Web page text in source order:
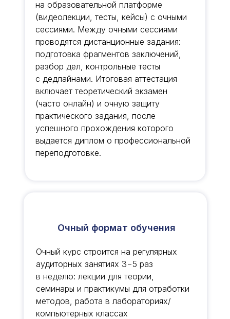
Очный формат обучения
Очный курс строится на регулярных
аудиторных занятиях 3−5 раз
в неделю: лекции для теории,
семинары и практикумы для отработки
методов, работа в лабораториях/
компьютерных классах
на образовательной платформе
(видеолекции, тесты, кейсы) с очными
сессиями. Между очными сессиями
проводятся дистанционные задания:
подготовка фрагментов заключений,
разбор дел, контрольные тесты
с дедлайнами. Итоговая аттестация
включает теоретический экзамен
(часто онлайн) и очную защиту
практического задания, после
успешного прохождения которого
выдается диплом о профессиональной
переподготовке.